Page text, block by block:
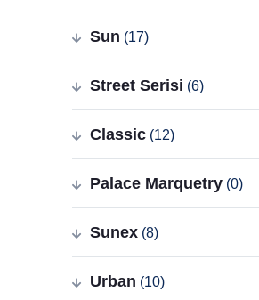
Sun (17)
Street Serisi (6)
Classic (12)
Palace Marquetry (0)
Sunex (8)
Urban (10)